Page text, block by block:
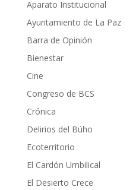
Aparato Institucional
Ayuntamiento de La Paz
Barra de Opinión
Bienestar
Cine
Congreso de BCS
Crónica
Delirios del Búho
Ecoterritorio
El Cardón Umbilical
El Desierto Crece